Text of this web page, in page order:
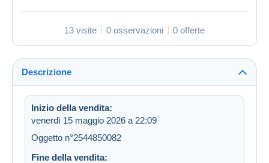
13 visite 0 osservazioni 0 offerte
Descrizione
Inizio della vendita:
venerdì 15 maggio 2026 a 22:09
Oggetto n°2544850082
Fine della vendita: